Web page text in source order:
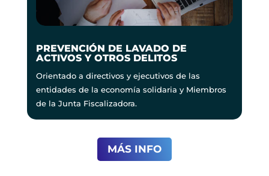
PREVENCIÓN DE LAVADO DE
ACTIVOS Y OTROS DELITOS
Orientado a directivos y ejecutivos de las
entidades de la economía solidaria y Miembros
de la Junta Fiscalizadora.
MÁS INFO